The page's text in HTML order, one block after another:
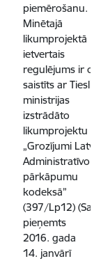
piemērošanu.
Minētajā
likumprojektā
ietvertais
regulējums ir
saistīts ar
ministrijas
izstrādāto
likumprojektu
„Grozījumi
Administratīvo
pārkāpumu
kodeksā”
(397/Lp12)
pieņemts
2016. gada
14. janvārī